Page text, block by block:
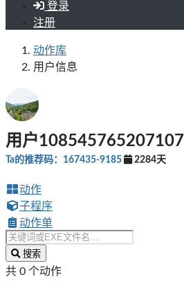
登录
注册
动作库
用户信息
用户108545765207107
Ta的推荐码：167435-9185 2284天
动作
子程序
动作单
搜索
共 0 个动作